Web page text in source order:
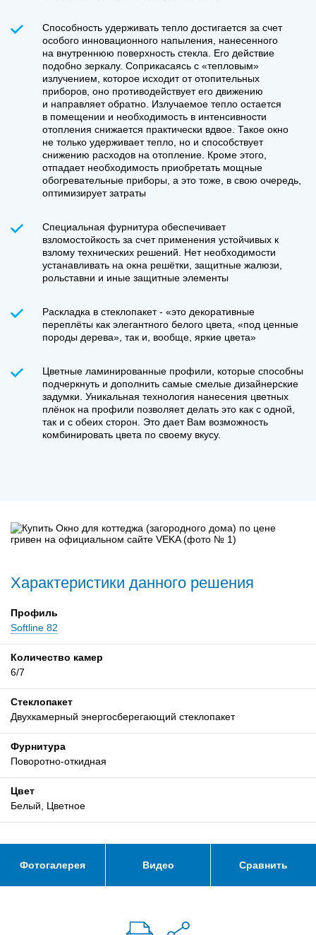
Способность удерживать тепло достигается за счет
особого инновационного напыления, нанесенного
на внутреннюю поверхность стекла. Его действие
подобно зеркалу. Соприкасаясь с «тепловым»
излучением, которое исходит от отопительных
приборов, оно противодействует его движению
и направляет обратно. Излучаемое тепло остается
в помещении и необходимость в интенсивности
отопления снижается практически вдвое. Такое окно
не только удерживает тепло, но и способствует
снижению расходов на отопление. Кроме этого,
отпадает необходимость приобретать мощные
обогревательные приборы, а это тоже, в свою очередь,
оптимизирует затраты
Специальная фурнитура обеспечивает
взломостойкость за счет применения устойчивых к
взлому технических решений. Нет необходимости
устанавливать на окна решётки, защитные жалюзи,
рольставни и иные защитные элементы
Раскладка в стеклопакет - «это декоративные
переплёты как элегантного белого цвета, «под ценные
породы дерева», так и, вообще, яркие цвета»
Цветные ламинированные профили, которые способны
подчеркнуть и дополнить самые смелые дизайнерские
задумки. Уникальная технология нанесения цветных
плёнок на профили позволяет делать это как с одной,
так и с обеих сторон. Это дает Вам возможность
комбинировать цвета по своему вкусу.
Характеристики данного решения
Профиль
Softline 82
Количество камер
6/7
Стеклопакет
Двухкамерный энергосберегающий стеклопакет
Фурнитура
Поворотно-откидная
Цвет
Белый, Цветное
Фотогалерея Видео Сравнить